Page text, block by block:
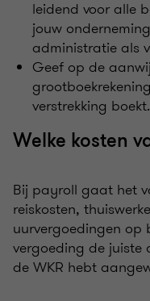
leidend voor alle
jouw
administratie als
Geef op de
verstrekking boekt.
Welke kosten
Bij payroll gaat het
reiskosten,
uurvergoedingen op
vergoeding de juiste
de WKR hebt